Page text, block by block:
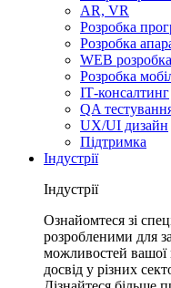
AR, VR
Розробка
Розробка
WEB розробка
Розробка
ІТ-консалтинг
QA
UX/UI дизайн
Підтримка
Індустрії
Індустрії
Ознайомтеся зі
розробленими для
можливостей вашої
досвід у різних